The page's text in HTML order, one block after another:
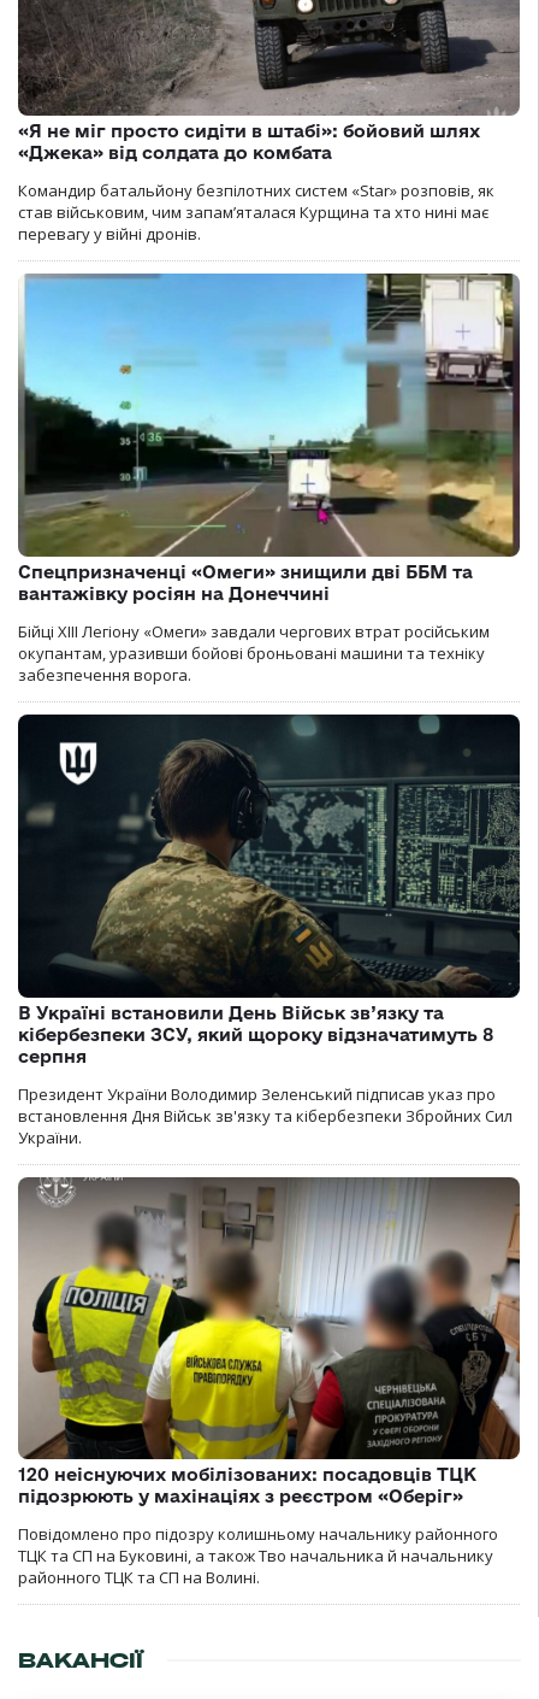
«Я не міг просто сидіти в штабі»: бойовий шлях
«Джека» від солдата до комбата
Командир батальйону безпілотних систем «Star» розповів, як
став військовим, чим запам’яталася Курщина та хто нині має
перевагу у війні дронів.
Спецпризначенці «Омеги» знищили дві ББМ та
вантажівку росіян на Донеччині
Бійці ХІІІ Легіону «Омеги» завдали чергових втрат російським
окупантам, уразивши бойові броньовані машини та техніку
забезпечення ворога.
В Україні встановили День Військ зв’язку та
кібербезпеки ЗСУ, який щороку відзначатимуть 8
серпня
Президент України Володимир Зеленський підписав указ про
встановлення Дня Військ зв'язку та кібербезпеки Збройних Сил
України.
120 неіснуючих мобілізованих: посадовців ТЦК
підозрюють у махінаціях з реєстром «Оберіг»
Повідомлено про підозру колишньому начальнику районного
ТЦК та СП на Буковині, а також Тво начальника й начальнику
районного ТЦК та СП на Волині.
ВАКАНСІЇ